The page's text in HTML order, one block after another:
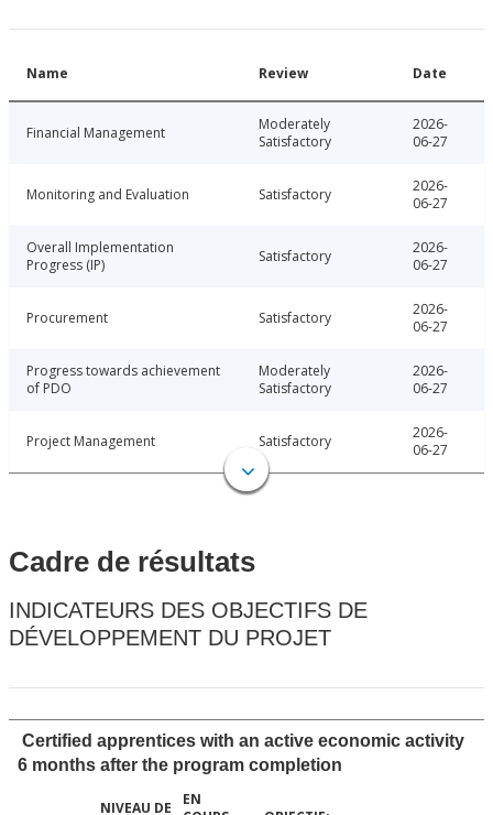
Name Review Date
Financial Management
Moderately
Satisfactory
2026-
06-27
Monitoring and Evaluation Satisfactory
2026-
06-27
Overall Implementation
Progress (IP)
Satisfactory
2026-
06-27
Procurement Satisfactory
2026-
06-27
Progress towards achievement
of PDO
Moderately
Satisfactory
2026-
06-27
Project Management Satisfactory
2026-
06-27
Cadre de résultats
INDICATEURS DES OBJECTIFS DE
DÉVELOPPEMENT DU PROJET
Certified apprentices with an active economic activity
6 months after the program completion